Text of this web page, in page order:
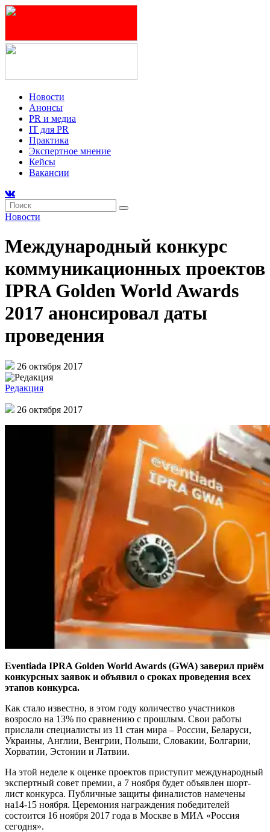
Новости
Анонсы
PR и медиа
IT для PR
Практика
Экспертное мнение
Кейсы
Вакансии
Новости
Международный конкурс
коммуникационных проектов
IPRA Golden World Awards
2017 анонсировал даты
проведения
26 октября 2017
Редакция
26 октября 2017
Eventiada IPRA Golden World Awards (GWA) заверил приём
конкурсных заявок и объявил о сроках проведения всех
этапов конкурса.
Как стало известно, в этом году количество участников
возросло на 13% по сравнению с прошлым. Свои работы
прислали специалисты из 11 стан мира – России, Беларуси,
Украины, Англии, Венгрии, Польши, Словакии, Болгарии,
Хорватии, Эстонии и Латвии.
На этой неделе к оценке проектов приступит международный
экспертный совет премии, а 7 ноября будет объявлен шорт-
лист конкурса. Публичные защиты финалистов намечены
на14-15 ноября. Церемония награждения победителей
состоится 16 ноября 2017 года в Москве в МИА «Россия
сегодня».